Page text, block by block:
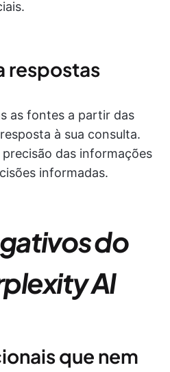
respostas
as fontes a partir das
à sua consulta.
das informações
informadas.
do
AI
que nem